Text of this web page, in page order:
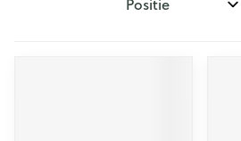
Sorteer op: